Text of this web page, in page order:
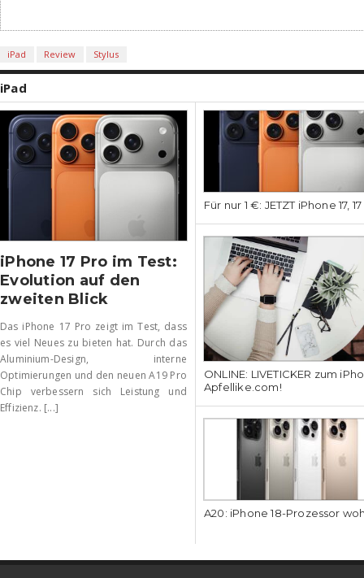
iPad Review Stylus
iPad
iPhone 17 Pro im Test:
Evolution auf den
zweiten Blick
Das iPhone 17 Pro zeigt im Test, dass
es viel Neues zu bieten hat. Durch das
Aluminium-Design, interne
Optimierungen und den neuen A19 Pro
Chip verbessern sich Leistung und
Effizienz. [...]
Für nur 1 €: JETZT iPhone 17,
ONLINE: LIVETICKER zum
Apfellike.com!
A20: iPhone 18-Prozessor